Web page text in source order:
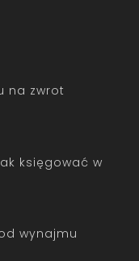
na zwrot
księgować w
wynajmu